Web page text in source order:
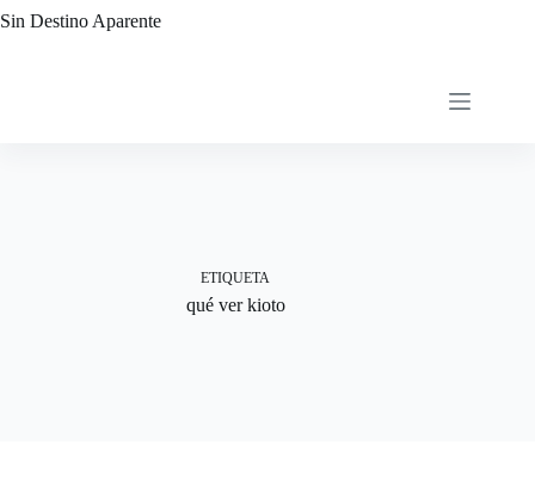
al
Sin Destino Aparente
ETIQUETA
qué ver kioto